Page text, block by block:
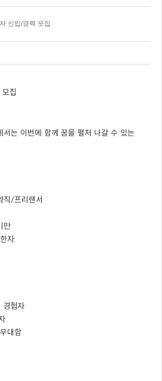
신입/경력 모집
집
는 이번에 함께 꿈을 펼처 나갈 수 있는
/프리랜서
만
자
험자
대함